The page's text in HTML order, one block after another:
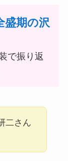
盛期の沢
で振り返
二さん